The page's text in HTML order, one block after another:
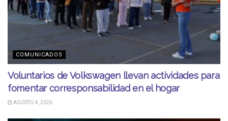
COMUNICADOS
Voluntarios de Volkswagen llevan actividades para
fomentar corresponsabilidad en el hogar
AGOSTO 4, 2026